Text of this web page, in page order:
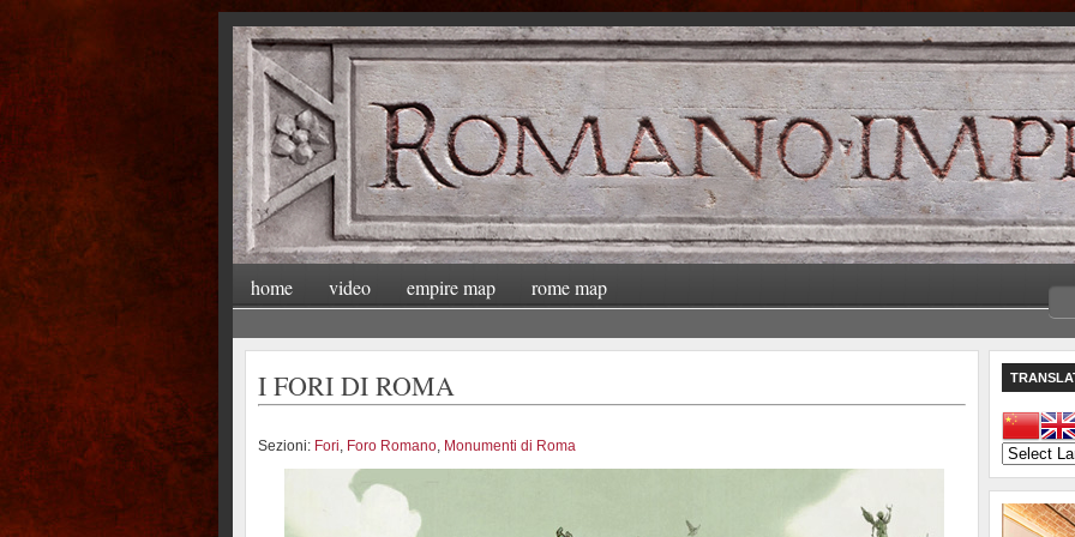
home video empire map rome map
I FORI DI ROMA
Sezioni: Fori, Foro Romano, Monumenti di Roma